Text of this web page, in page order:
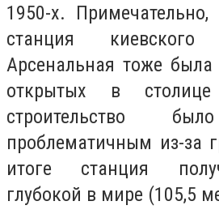
1950-х. Примечательно,
станция киевского
Арсенальная тоже
открытых в
строительство
проблематичным из-за
итоге станция
глубокой в мире (105,5